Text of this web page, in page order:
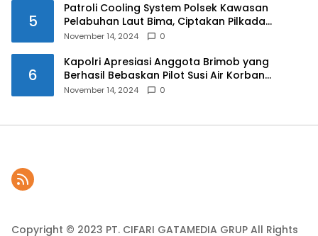
5
Patroli Cooling System Polsek Kawasan
Pelabuhan Laut Bima, Ciptakan Pilkada
Serentak 2024 yang Aman dan Damai
November 14, 2024 0
6
Kapolri Apresiasi Anggota Brimob yang
Berhasil Bebaskan Pilot Susi Air Korban
Penyanderaan KKB
November 14, 2024 0
Copyright © 2023 PT. CIFARI GATAMEDIA GRUP All Rights